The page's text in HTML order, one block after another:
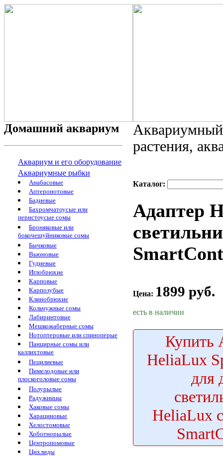
Домашний аквариум
Аквариум и его оборудование
Аквариумные рыбки
Анабасовые
Аптеронотовые
Бадиевые
Бахромчатоусые или
перистоусые сомы
Броняковые или
бокочешуйниковые сомы
Бычковые
Вьюновые
Гудиевые
Иглобрюхие
Карповые
Карпозубые
Клинобрюхие
Кольчужные сомы
Лабиринтовые
Мешкожаберные сомы
Нотоптеровые или спиноперые
Панцирные сомы или
каллихтовые
Пецилиевые
Пимелодовые или
плоскоголовые сомы
Полурылые
Радужницы
Хаковые сомы
Харациновые
Хелостомовые
Хоботнорылые
Центропомовые
Цихлиды
растения,
Каталог:
Адаптер
Цена: 1899 руб.
есть в наличии
Купить
HeliaLux
для
HeliaLux